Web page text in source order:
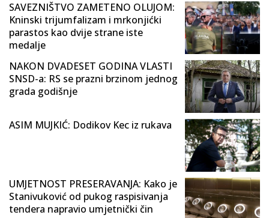
SAVEZNIŠTVO ZAMETENO OLUJOM:
Kninski trijumfalizam i mrkonjićki
parastos kao dvije strane iste
medalje
NAKON DVADESET GODINA VLASTI
SNSD-a: RS se prazni brzinom jednog
grada godišnje
ASIM MUJKIĆ: Dodikov Kec iz rukava
UMJETNOST PRESERAVANJA: Kako je
Stanivuković od pukog raspisivanja
tendera napravio umjetnički čin